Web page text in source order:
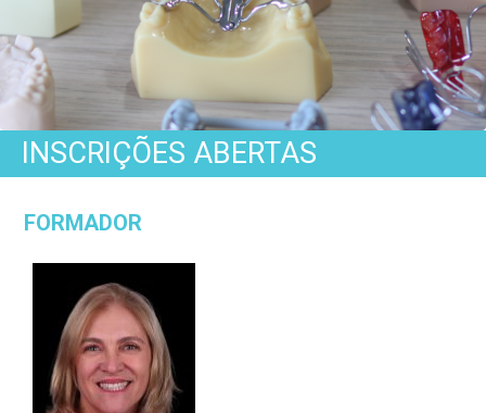
Infantil
sem
Segredos
INSCRIÇÕES ABERTAS
FORMADOR